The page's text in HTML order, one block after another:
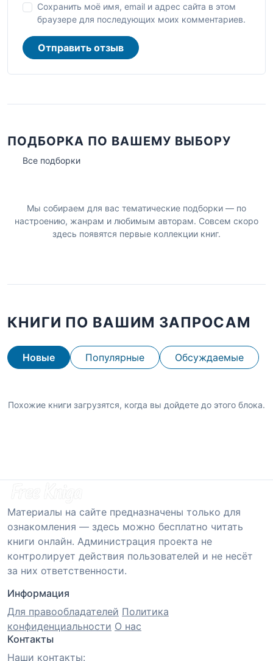
Сохранить моё имя, email и адрес сайта в этом
браузере для последующих моих комментариев.
Отправить отзыв
ПОДБОРКА ПО ВАШЕМУ ВЫБОРУ
Все подборки
Мы собираем для вас тематические подборки — по
настроению, жанрам и любимым авторам. Совсем скоро
здесь появятся первые коллекции книг.
КНИГИ ПО ВАШИМ ЗАПРОСАМ
Новые Популярные Обсуждаемые
Похожие книги загрузятся, когда вы дойдете до этого блока.
Материалы на сайте предназначены только для
ознакомления — здесь можно бесплатно читать
книги онлайн. Администрация проекта не
контролирует действия пользователей и не несёт
за них ответственности.
Информация
Для правообладателей Политика
конфиденциальности О нас
Контакты
Наши контакты: